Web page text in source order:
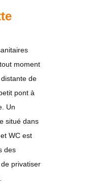
moment
de
pont à
Un
situé dans
WC est
des
privatiser